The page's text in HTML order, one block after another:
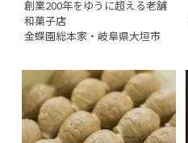
創業200年をゆうに超える老舗
和菓子店
金蝶園総本家・岐阜県大垣市